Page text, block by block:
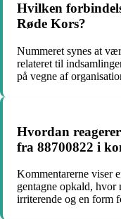
Hvilken
Røde Kors?
Nummeret synes at
relateret til
på vegne af
Hvordan
fra 88700822 i
Kommentarerne viser
gentagne opkald, hvor
irriterende og en form